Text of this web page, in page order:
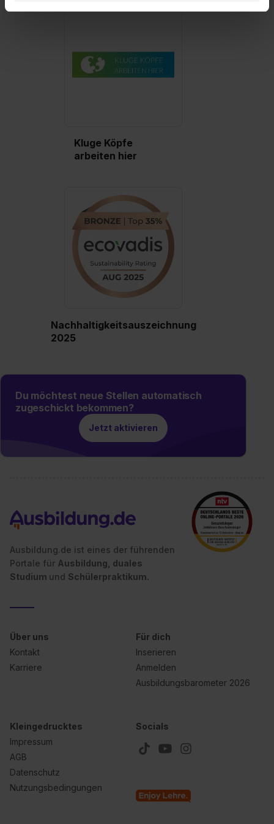
einverstanden, dass dir nach Setzen der Cookies externe
Inhalte (z.B. Videos oder Posts) angezeigt und hierfür
bestimmte Verwendungszwecke zulassen, triff deine
der Kategorien „Präferenzen“, „Statistiken“ und „Social
Media und Marketing“ umfasst hierbei die Einwilligung
zur Übermittlung deiner Daten in die USA (Art. 49 Abs. 1
S. 1 lit. a) DS-GVO). Die USA verfügen über kein
angemessenes Datenschutzniveau (EuGH – Schrems
II). Du kannst die von dir erteilte Einwilligung jederzeit mit
Wirkung für die Zukunft ganz oder teilweise über unsere
Datenschutzerklärung unter dem Punkt „Datenschutz-
einzelnen Cookies findest du durch Klick auf „Details
zeigen“. Weitere Informationen:
Kluge Köpfe
arbeiten hier
Nachhaltigkeitsauszeichnung
2025
Du möchtest neue Stellen automatisch
zugeschickt bekommen?
Jetzt aktivieren
Ausbildung.de ist eines der führenden
Portale für Ausbildung, duales
Studium und Schülerpraktikum.
Über uns
Kontakt
Karriere
Für dich
Inserieren
Anmelden
Ausbildungsbarometer 2026
Kleingedrucktes
Impressum
AGB
Datenschutz
Nutzungsbedingungen
Socials